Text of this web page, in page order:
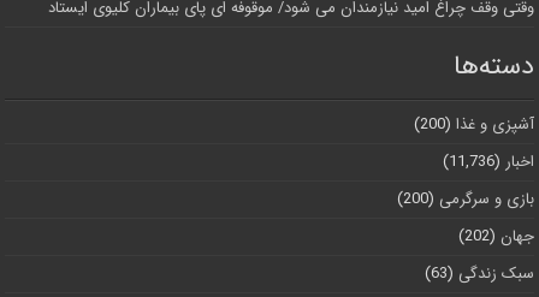
وقتی وقف چراغ امید نیازمندان می شود/ موقوفه ای پای بیماران کلیوی ایستاد
دسته‌ها
آشپزی و غذا (200)
اخبار (11,736)
بازی و سرگرمی (200)
جهان (202)
سبک زندگی (63)